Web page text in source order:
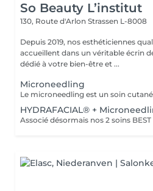
So Beauty L’institut
130, Route d'Arlon Strassen L-8008
Depuis 2019, nos esthéticiennes
accueillent dans un véritable écrin
dédié à votre bien-être et ...
Microneedling
HYDRAFACIAL® +